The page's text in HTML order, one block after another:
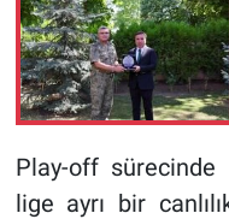
Play-off
lige ayrı bir